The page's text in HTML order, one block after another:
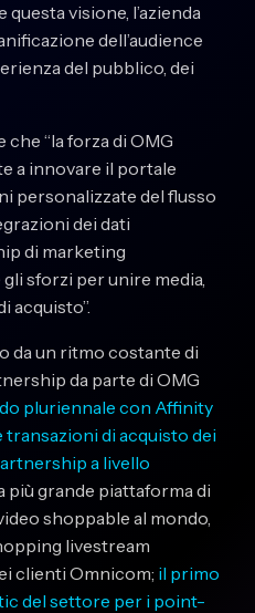
visione, l’azienda
dell’audience
del pubblico, dei
“la forza di OMG
a innovare il portale
personalizzate del flusso
dei dati
di marketing
sforzi per unire media,
acquisto”.
da un ritmo costante di
da parte di OMG
pluriennale con Affinity
di acquisto dei
a livello
più grande piattaforma di
shoppable al mondo,
livestream
clienti Omnicom; il primo
del settore per i point-